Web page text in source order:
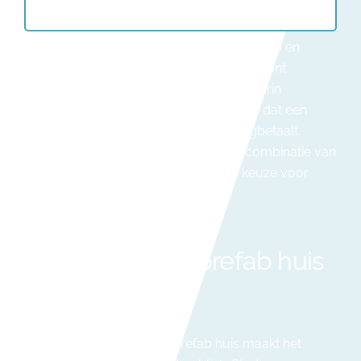
Voeg daar zonnepanelen, een warmtepomp en
gebalanceerde ventilatie aan toe, en u woont
nagenoeg energieneutraal. In een tijd waarin
energieprijzen onvoorspelbaar blijven, is dat een
investering die zichzelf jaar na jaar terugbetaalt.
Klanten in heel België getuigen dat de combinatie van
comfort en lage verbruikskosten hun keuze voor
Voor wie is een prefab huis
De veelzijdigheid van een prefab huis maakt het